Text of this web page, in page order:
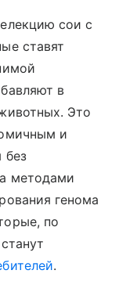
сои с
ставят
в
Это
и
без
методами
генома
по
.